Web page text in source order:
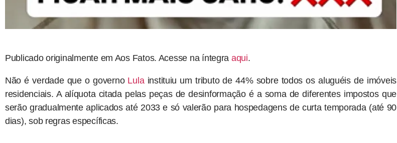
Publicado originalmente em Aos Fatos. Acesse na íntegra aqui.
Não é verdade que o governo Lulainstituiu um tributo de 44% sobre todos os aluguéis de imóveis
residenciais. A alíquota citada pelas peças de desinformação é a soma de diferentes impostos que
serão gradualmente aplicados até 2033 e só valerão para hospedagens de curta temporada (até 90
dias), sob regras específicas.